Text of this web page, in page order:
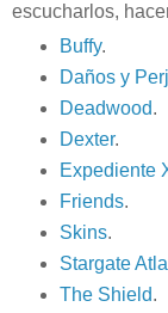
escucharlos,
Buffy.
Daños y
Deadwood.
Dexter.
Expediente
Friends.
Skins.
Stargate
The Shield.